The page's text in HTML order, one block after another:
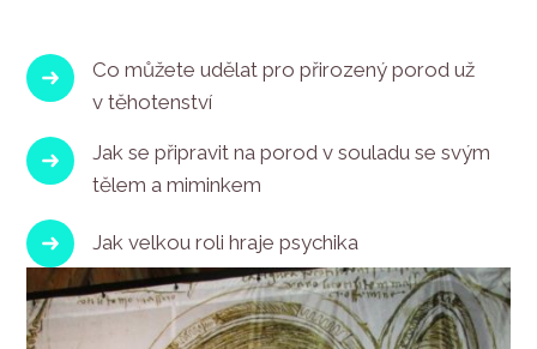
Co můžete udělat pro přirozený porod už
v těhotenství
Jak se připravit na porod v souladu se svým
tělem a miminkem
Jak velkou roli hraje psychika